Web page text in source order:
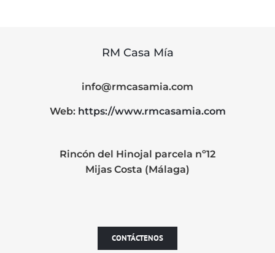
RM Casa Mía
info@rmcasamia.com
Web: https://www.rmcasamia.com
Rincón del Hinojal parcela nº12
Mijas Costa (Málaga)
CONTÁCTENOS